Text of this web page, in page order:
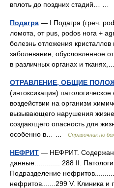
вплоть до поздних стадий… …
Подагра — I Подагра (греч.
ломота, от pus, podos нога +
болезнь отложения кристаллов
заболевание, обусловленное
в различных органах и
ОТРАВЛЕНИЕ, ОБЩИЕ
(интоксикация)
воздействии на организм
вызывающего нарушения
создающего опасность для
особенно в… …
Справочник по
НЕФРИТ — НЕФРИТ.
данные............. 288 II.
Подразделение
нефритов.......299 V. Клиника и